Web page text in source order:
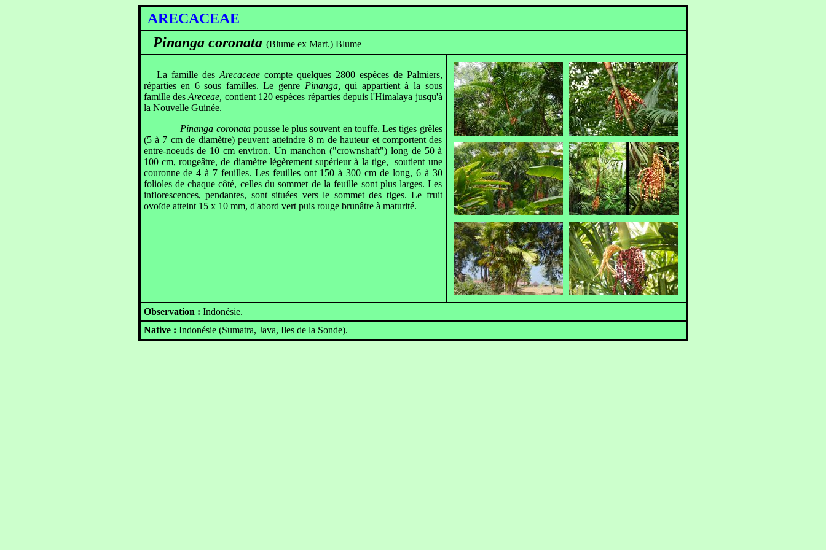
ARECACEAE
Pinanga coronata (Blume ex Mart.) Blume
La famille des Arecaceaecompte quelques 2800 espèces de Palmiers,
réparties en 6 sous familles. Le genre Pinanga,qui appartient à la sous
famille desAreceae, contient 120 espèces réparties depuis l'Himalaya jusqu'à
la Nouvelle Guinée.
Pinanga coronata pousse le plus souvent en touffe. Les tiges grêles
(5 à 7 cm de diamètre) peuvent atteindre 8 m de hauteur et comportent des
entre-noeuds de 10 cm environ. Un manchon ("crownshaft") long de 50 à
100 cm, rougeâtre, de diamètre légèrement supérieur à la tige, soutient une
couronne de 4 à 7 feuilles. Les feuilles ont 150 à 300 cm de long, 6 à 30
folioles de chaque côté, celles du sommet de la feuille sont plus larges. Les
inflorescences, pendantes, sont situées vers le sommet des tiges. Le fruit
ovoïde atteint 15 x 10 mm, d'abord vert puis rouge brunâtre à maturité.
Observation : Indonésie.
Native : Indonésie (Sumatra, Java, Iles de la Sonde).